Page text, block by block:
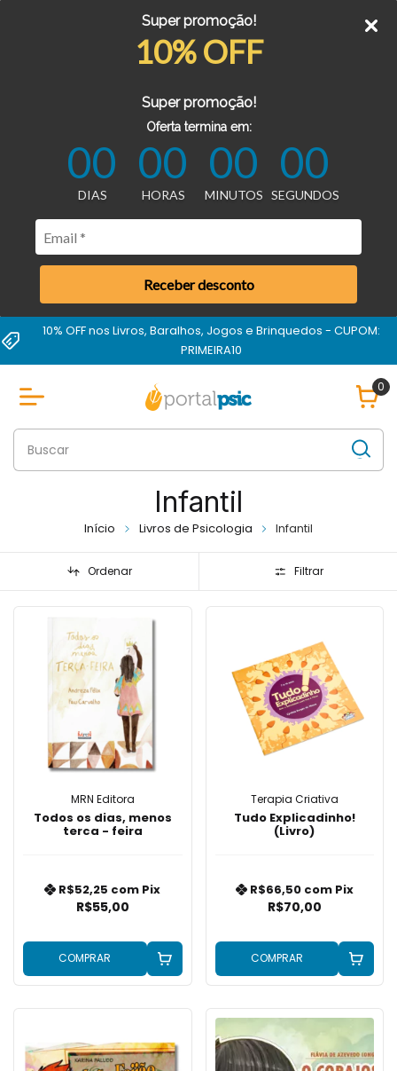
Super promoção!
10% OFF
Super promoção!
Oferta termina em:
00
DIAS
00
HORAS
00
MINUTOS
00
SEGUNDOS
Receber desconto
10% OFF nos Livros, Baralhos, Jogos e Brinquedos - CUPOM:
PRIMEIRA10
0
Infantil
Início Livros de Psicologia Infantil
Ordenar Filtrar
MRN Editora
Todos os dias, menos
terca - feira
R$55,00
R$52,25 com Pix
COMPRAR
Terapia Criativa
Tudo Explicadinho!
(Livro)
R$70,00
R$66,50 com Pix
COMPRAR